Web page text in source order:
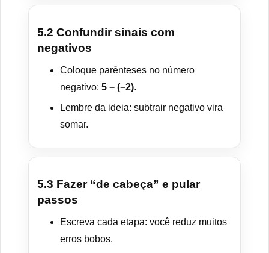
5.2 Confundir sinais com
negativos
Coloque parênteses no número
negativo: 5 − (−2).
Lembre da ideia: subtrair negativo vira
somar.
5.3 Fazer “de cabeça” e pular
passos
Escreva cada etapa: você reduz muitos
erros bobos.